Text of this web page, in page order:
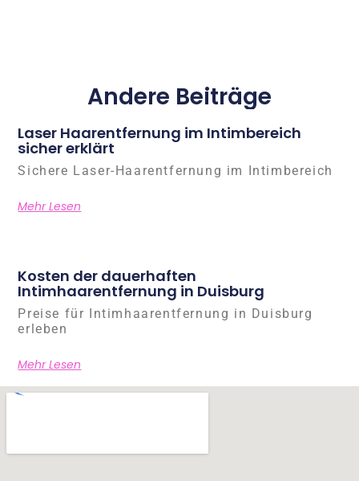
Andere Beiträge
Laser Haarentfernung im Intimbereich
sicher erklärt
Sichere Laser-Haarentfernung im Intimbereich
Mehr Lesen
Kosten der dauerhaften
Intimhaarentfernung in Duisburg
Preise für Intimhaarentfernung in Duisburg
erleben
Mehr Lesen